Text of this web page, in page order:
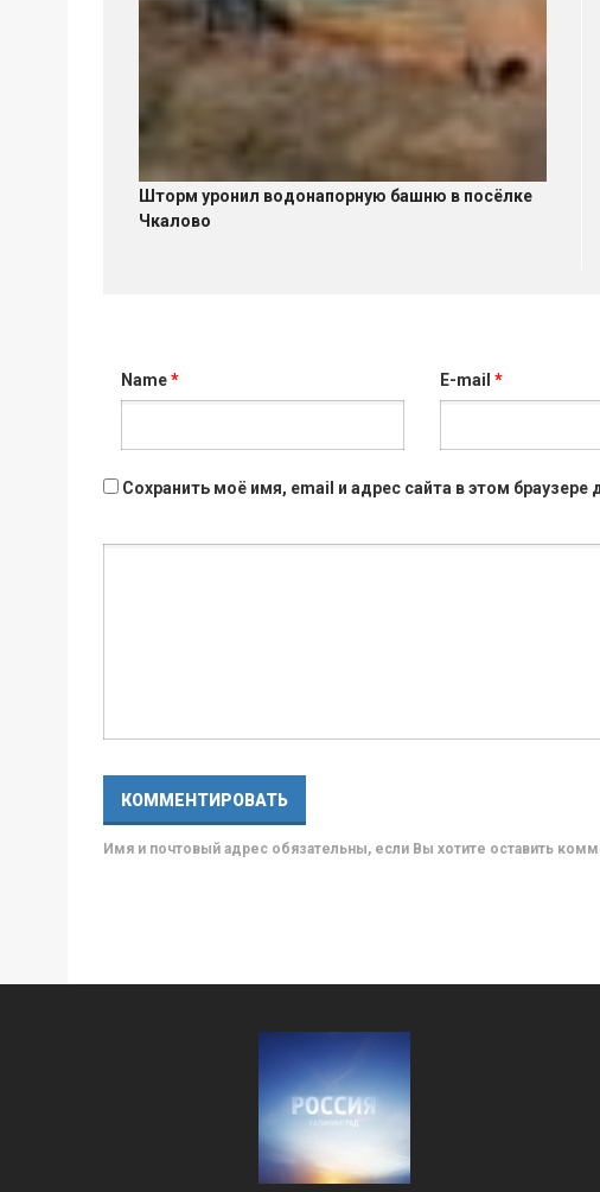
Шторм уронил водонапорную башню в посёлке
Чкалово
Name* E-mail*
Сохранить моё имя, email и адрес сайта в этом
Имя и почтовый адрес обязательны, если Вы хотите оставить